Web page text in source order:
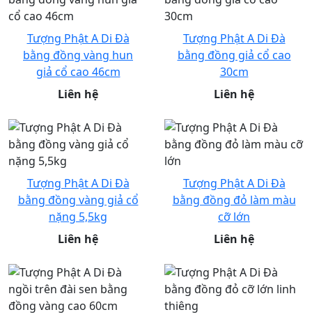
Tượng Phật A Di Đà
bằng đồng vàng hun
giả cổ cao 46cm
Liên hệ
Tượng Phật A Di Đà
bằng đồng giả cổ cao
30cm
Liên hệ
Tượng Phật A Di Đà
bằng đồng vàng giả cổ
nặng 5,5kg
Liên hệ
Tượng Phật A Di Đà
bằng đồng đỏ làm màu
cỡ lớn
Liên hệ